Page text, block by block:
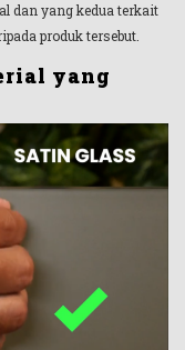
dan yang kedua terkait
produk tersebut.
yang